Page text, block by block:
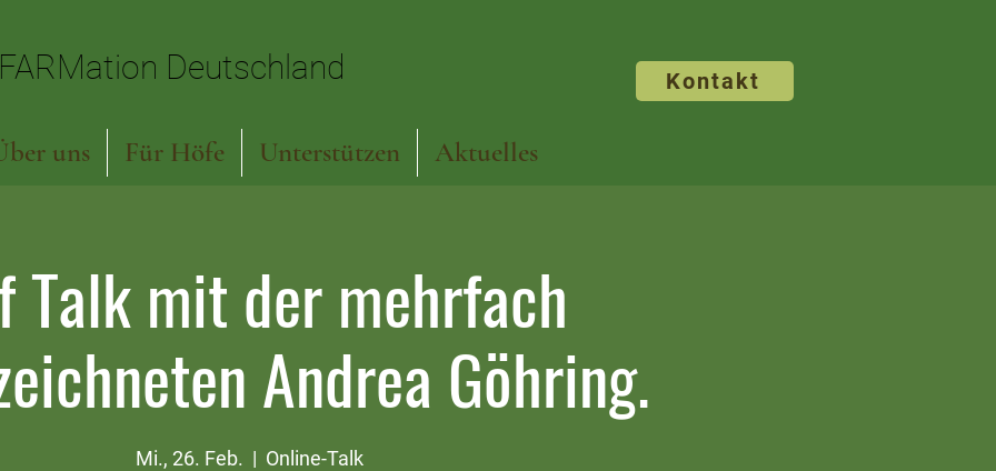
Deutschland
Deutschland Kontakt
uns Für Höfe Unterstützen Aktuelles
Talk mit der mehrfach
Andrea Göhring.
Mi., 26. Feb.
  |
Online-Talk